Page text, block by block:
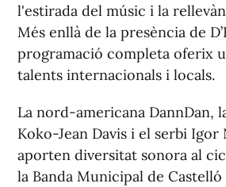
l'estirada del músic i la
Més enllà de la presència de
programació completa oferix
talents internacionals i locals.
La nord-americana DannDan,
Koko-Jean Davis i el serbi Igor
aporten diversitat sonora al
la Banda Municipal de Castelló